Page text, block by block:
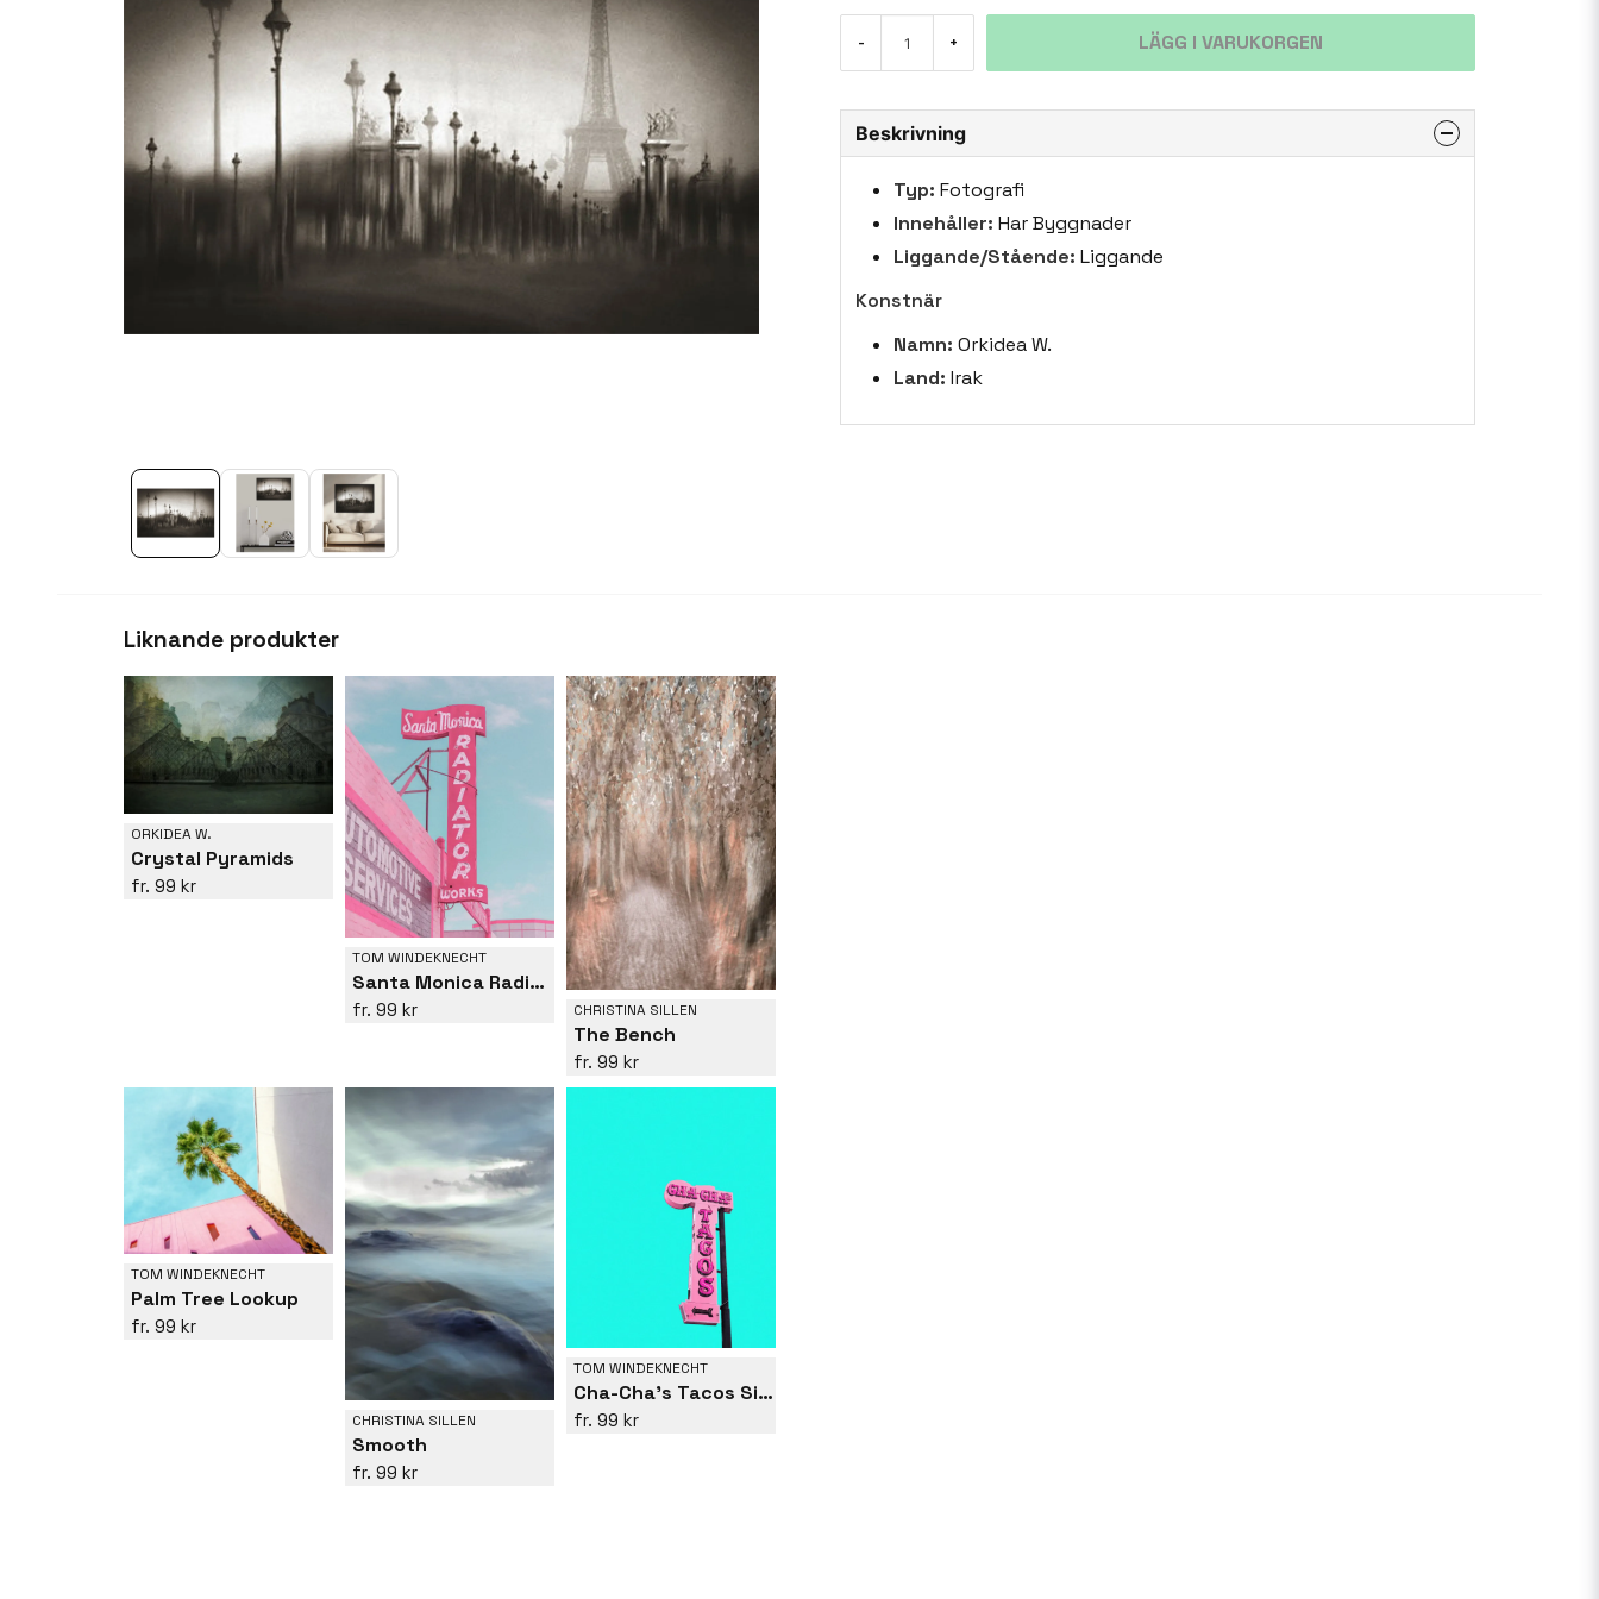
- + LÄGG I VARUKORGEN
Beskrivning
Typ: Fotografi
Innehåller: Har Byggnader
Liggande/Stående: Liggande
Konstnär
Namn: Orkidea W.
Land: Irak
Liknande produkter
ORKIDEA W.
Crystal Pyramids
99 kr
TOM WINDEKNECHT
Santa Monica Radiator Works
99 kr CHRISTINA SILLEN
The Bench
99 kr
TOM WINDEKNECHT
Palm Tree Lookup
99 kr
CHRISTINA SILLEN
Smooth
99 kr
TOM WINDEKNECHT
Cha-Cha's Tacos Sign
99 kr